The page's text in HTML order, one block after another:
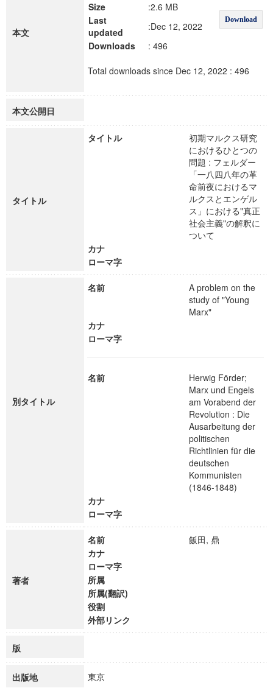
本文
Download
Size
:2.6 MB
Last
updated
:Dec 12, 2022
Downloads
: 496
Total downloads since Dec 12, 2022 : 496
本文公開日
タイトル
タイトル
初期マルクス研究
におけるひとつの
問題 : フェルダー
「一八四八年の革
命前夜におけるマ
ルクスとエンゲル
ス」における"真正
社会主義"の解釈に
ついて
カナ
ローマ字
別タイトル
名前
A problem on the
study of "Young
Marx"
カナ
ローマ字
名前
Herwig Förder;
Marx und Engels
am Vorabend der
Revolution : Die
Ausarbeitung der
politischen
Richtlinien für die
deutschen
Kommunisten
(1846-1848)
カナ
ローマ字
著者
名前
飯田, 鼎
カナ
ローマ字
所属
所属(翻訳)
役割
外部リンク
版
出版地 東京